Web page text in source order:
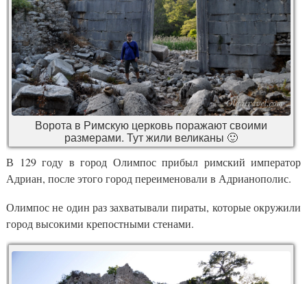
Ворота в Римскую церковь поражают своими
размерами. Тут жили великаны 🙂
В 129 году в город Олимпос прибыл римский император
Адриан, после этого город переименовали в Адрианополис.
Олимпос не один раз захватывали пираты, которые окружили
город высокими крепостными стенами.